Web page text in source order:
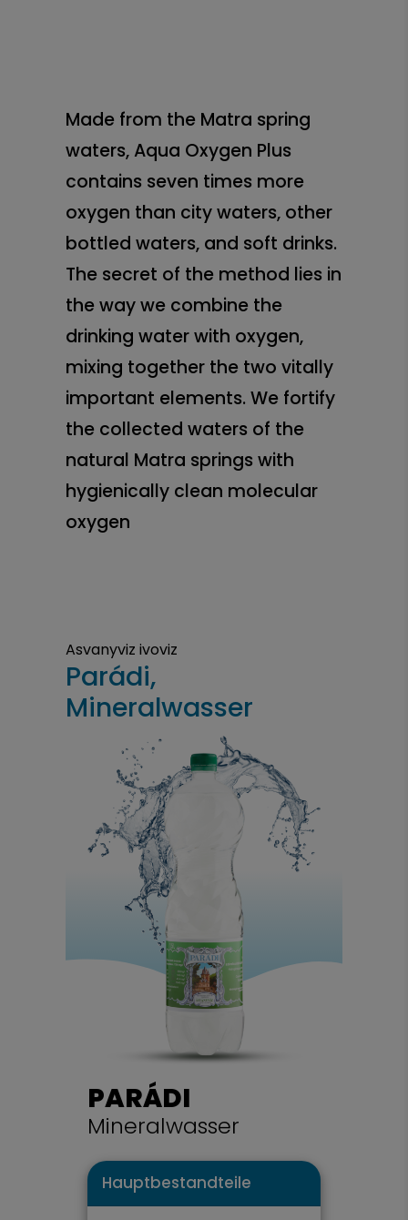
Made from the Matra spring
waters, Aqua Oxygen Plus
contains seven times more
oxygen than city waters, other
bottled waters, and soft drinks.
The secret of the method lies in
the way we combine the
drinking water with oxygen,
mixing together the two vitally
important elements. We fortify
the collected waters of the
natural Matra springs with
hygienically clean molecular
oxygen
Asvanyviz ivoviz
Parádi,
Mineralwasser
PARÁDI
Mineralwasser
Hauptbestandteile